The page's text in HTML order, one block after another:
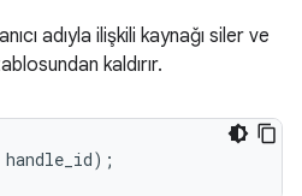
adıyla ilişkili kaynağı siler ve
kaldırır.
handle_id);